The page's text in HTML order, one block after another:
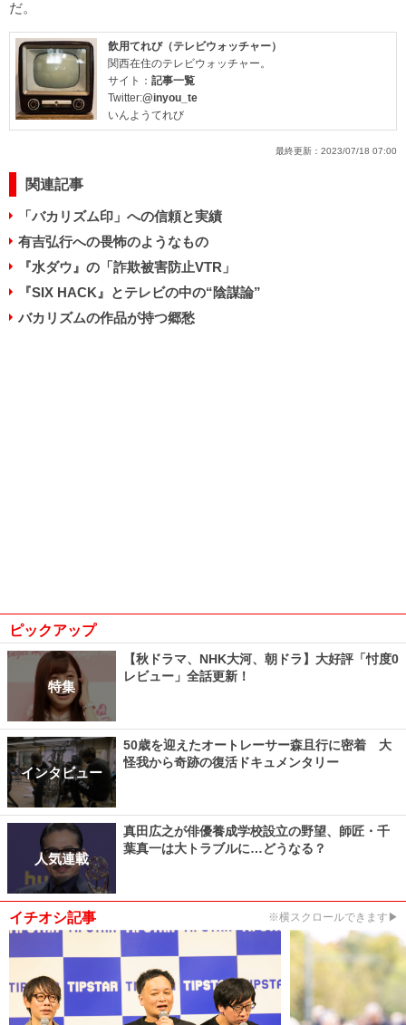
だ。
飲用てれび（テレビウォッチャー）
関西在住のテレビウォッチャー。
サイト： 記事一覧
Twitter:@inyou_te
いんようてれび
最終更新： 2023/07/18 07:00
関連記事
「バカリズム印」への信頼と実績
有吉弘行への畏怖のようなもの
『水ダウ』の「詐欺被害防止VTR」
『SIX HACK』とテレビの中の“陰謀論”
バカリズムの作品が持つ郷愁
ピックアップ
特集
【秋ドラマ、NHK大河、朝ドラ】大好評「忖度0
レビュー」全話更新！
インタビュー
50歳を迎えたオートレーサー森且行に密着 大
怪我から奇跡の復活ドキュメンタリー
人気連載
真田広之が俳優養成学校設立の野望、師匠・千
葉真一は大トラブルに…どうなる？
イチオシ記事 ※横スクロールできます▶